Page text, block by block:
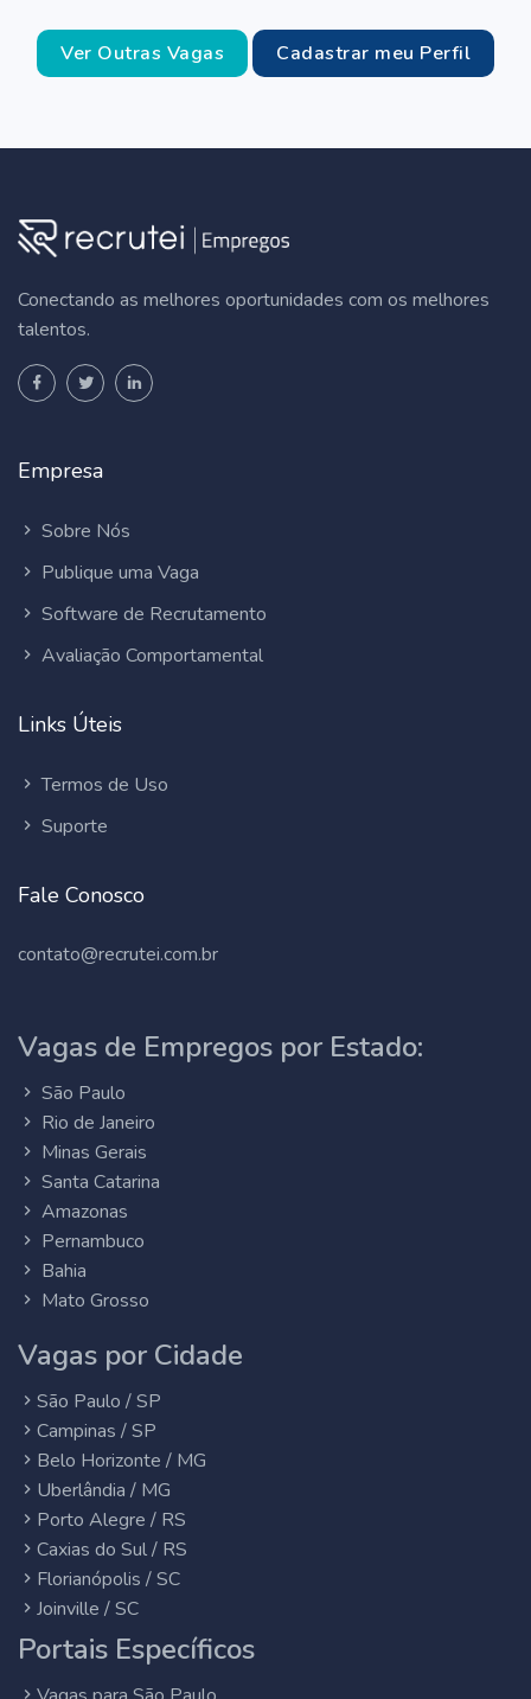
Ver Outras Vagas Cadastrar meu Perfil
Conectando as melhores oportunidades com os melhores
talentos.
Empresa
Sobre Nós
Publique uma Vaga
Software de Recrutamento
Avaliação Comportamental
Links Úteis
Termos de Uso
Suporte
Fale Conosco
contato@recrutei.com.br
Vagas de Empregos por Estado:
São Paulo
Rio de Janeiro
Minas Gerais
Santa Catarina
Amazonas
Pernambuco
Bahia
Mato Grosso
Vagas por Cidade
São Paulo / SP
Campinas / SP
Belo Horizonte / MG
Uberlândia / MG
Porto Alegre / RS
Caxias do Sul / RS
Florianópolis / SC
Joinville / SC
Portais Específicos